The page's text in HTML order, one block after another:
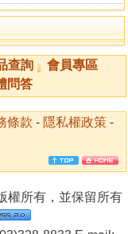
查詢
會員專區
問答
條款 - 隱私權政策 -
權所有，並保留所有